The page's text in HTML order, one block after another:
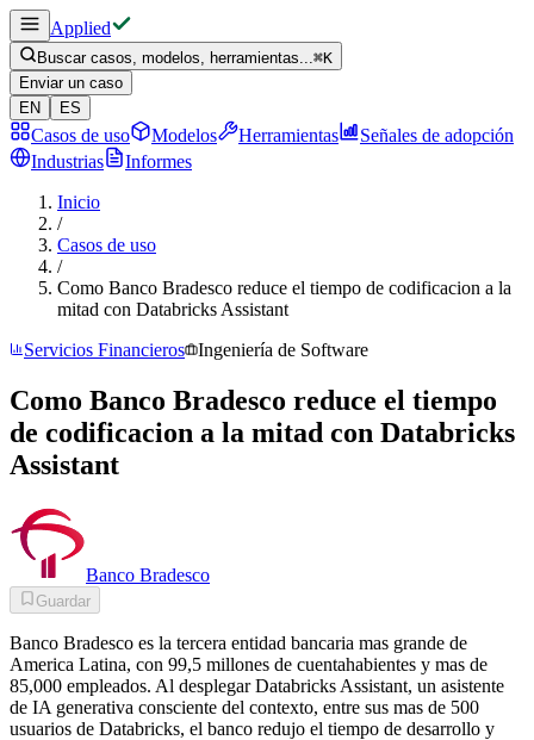
Applied
Buscar casos, modelos, herramientas...⌘K
Enviar un caso
EN
ES
Casos de uso Modelos Herramientas
Señales de adopción
Industrias
Informes
Inicio
/
Casos de uso
/
Como Banco Bradesco reduce el tiempo de codificacion a la
mitad con Databricks Assistant
Servicios Financieros
Ingeniería de Software
Como Banco Bradesco reduce el tiempo
de codificacion a la mitad con Databricks
Assistant
Banco Bradesco
Guardar
Banco Bradesco es la tercera entidad bancaria mas grande de
America Latina, con 99,5 millones de cuentahabientes y mas de
85,000 empleados. Al desplegar Databricks Assistant, un asistente
de IA generativa consciente del contexto, entre sus mas de 500
usuarios de Databricks, el banco redujo el tiempo de desarrollo y